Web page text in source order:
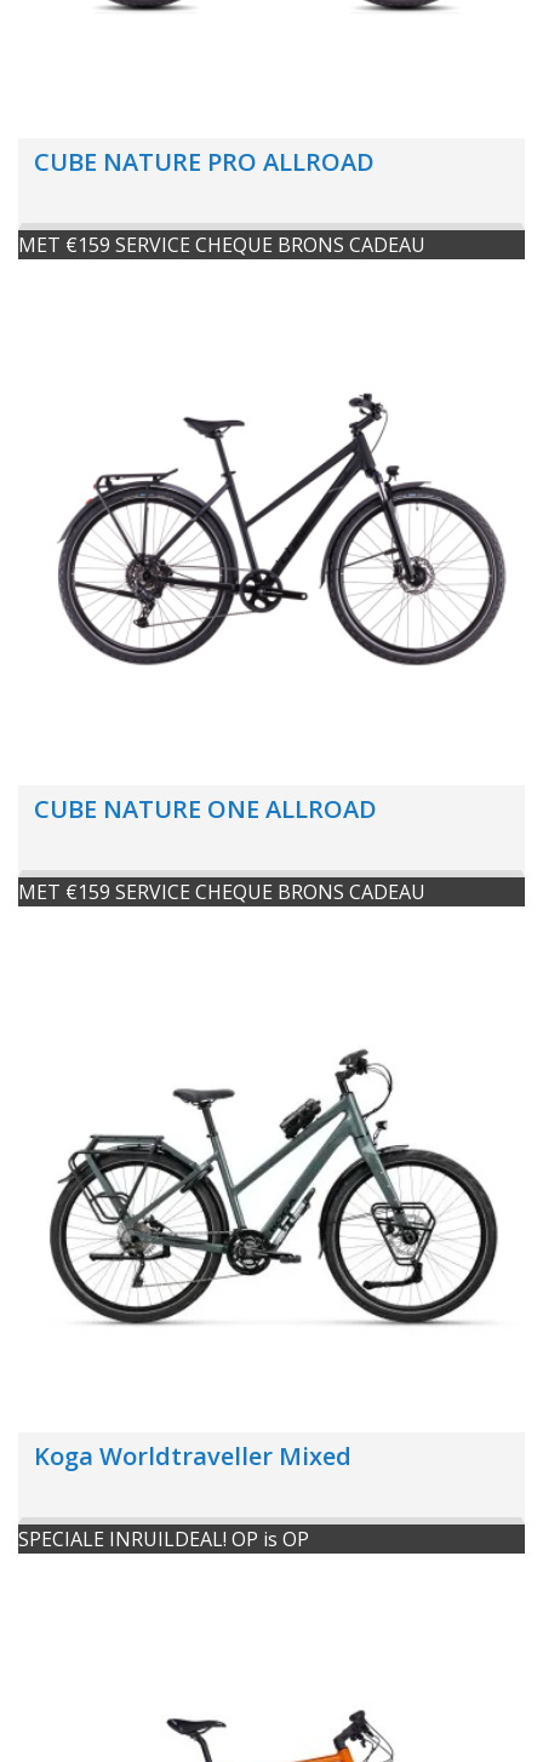
CUBE NATURE PRO ALLROAD
MET €159 SERVICE CHEQUE BRONS CADEAU
CUBE NATURE ONE ALLROAD
MET €159 SERVICE CHEQUE BRONS CADEAU
Koga Worldtraveller Mixed
SPECIALE INRUILDEAL! OP is OP